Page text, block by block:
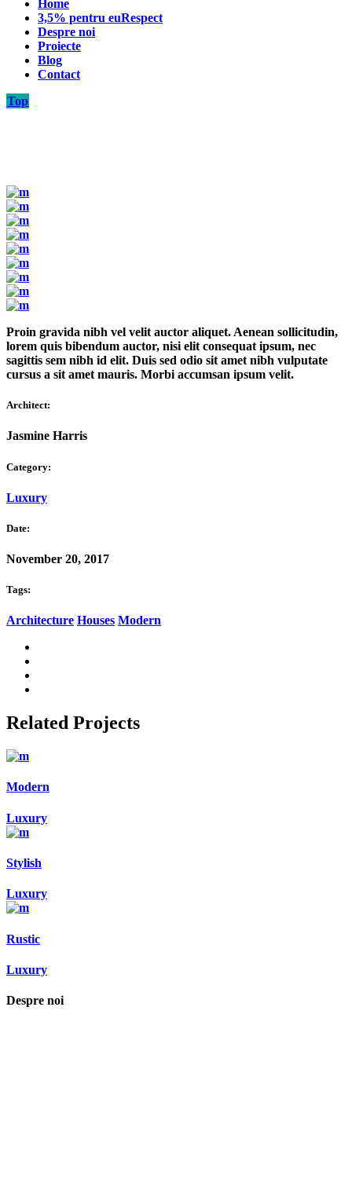
Home
3,5% pentru euRespect
Despre noi
Proiecte
Blog
Contact
Top
Proin gravida nibh vel velit auctor aliquet. Aenean sollicitudin,
lorem quis bibendum auctor, nisi elit consequat ipsum, nec
sagittis sem nibh id elit. Duis sed odio sit amet nibh vulputate
cursus a sit amet mauris. Morbi accumsan ipsum velit.
Architect:
Jasmine Harris
Category:
Luxury
Date:
November 20, 2017
Tags:
Architecture Houses Modern
Related Projects
Modern
Luxury
Stylish
Luxury
Rustic
Luxury
Despre noi